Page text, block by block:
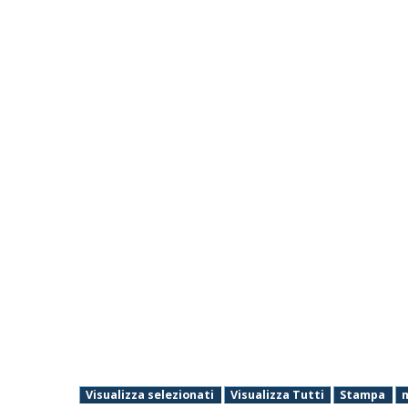
Visualizza selezionati Visualizza Tutti Stampa